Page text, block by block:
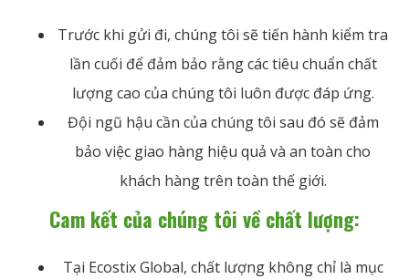
Trước khi gửi đi, chúng tôi sẽ tiến hành kiểm tra
lần cuối để đảm bảo rằng các tiêu chuẩn chất
lượng cao của chúng tôi luôn được đáp ứng.
Đội ngũ hậu cần của chúng tôi sau đó sẽ đảm
bảo việc giao hàng hiệu quả và an toàn cho
khách hàng trên toàn thế giới.
Cam kết của chúng tôi về chất lượng:
Tại Ecostix Global, chất lượng không chỉ là mục